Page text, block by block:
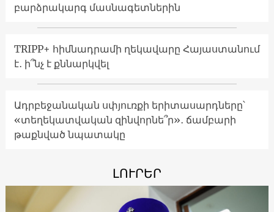
բարձրակարգ մասնագետներին
TRIPP+ հիմնադրամի ղեկավարը Հայաստանում
է․ ի՞նչ է քննարկվել
Ադրբեջանական սփյուռքի երիտասարդները՝
«տեղեկատվական զինվորնե՞ր»․ ճամբարի
թաքնված նպատակը
ԼՈՒՐԵՐ